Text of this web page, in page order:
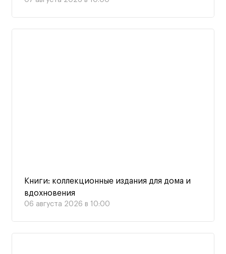
Книги: коллекционные издания для дома и
вдохновения
06 августа 2026 в 10:00